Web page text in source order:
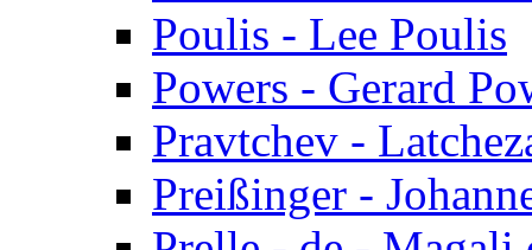
Poulis - Lee Poulis
Powers - Gerard
Pravtchev -
Preißinger -